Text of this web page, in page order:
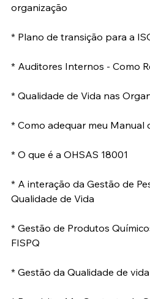
organização
* Plano de transição para a
* Auditores Internos - Como
* Qualidade de Vida nas
* Como adequar meu Manual
* O que é a OHSAS 18001
* A interação da Gestão de
Qualidade de Vida
* Gestão de Produtos
FISPQ
* Gestão da Qualidade de